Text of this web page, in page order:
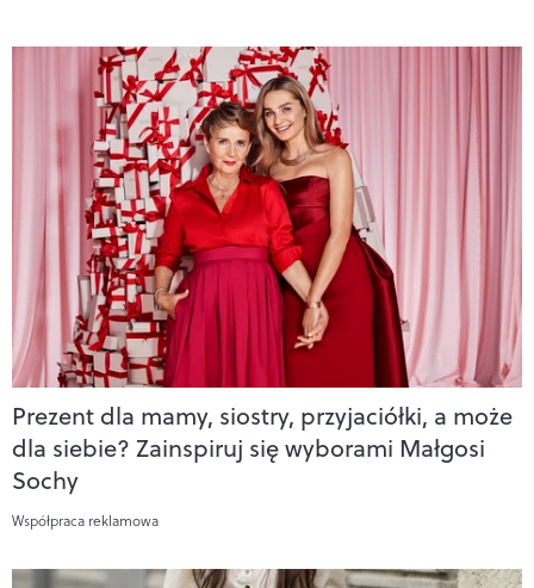
Prezent dla mamy, siostry, przyjaciółki, a może
dla siebie? Zainspiruj się wyborami Małgosi
Sochy
Współpraca reklamowa